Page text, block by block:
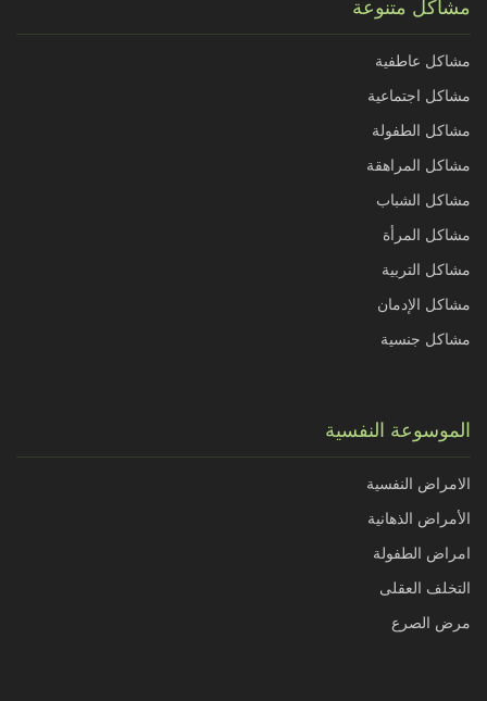
مشاكل متنوعة
مشاكل عاطفية
مشاكل اجتماعية
مشاكل الطفولة
مشاكل المراهقة
مشاكل الشباب
مشاكل المرأة
مشاكل التربية
مشاكل الإدمان
مشاكل جنسية
الموسوعة النفسية
الامراض النفسية
الأمراض الذهانية
امراض الطفولة
التخلف العقلى
مرض الصرع